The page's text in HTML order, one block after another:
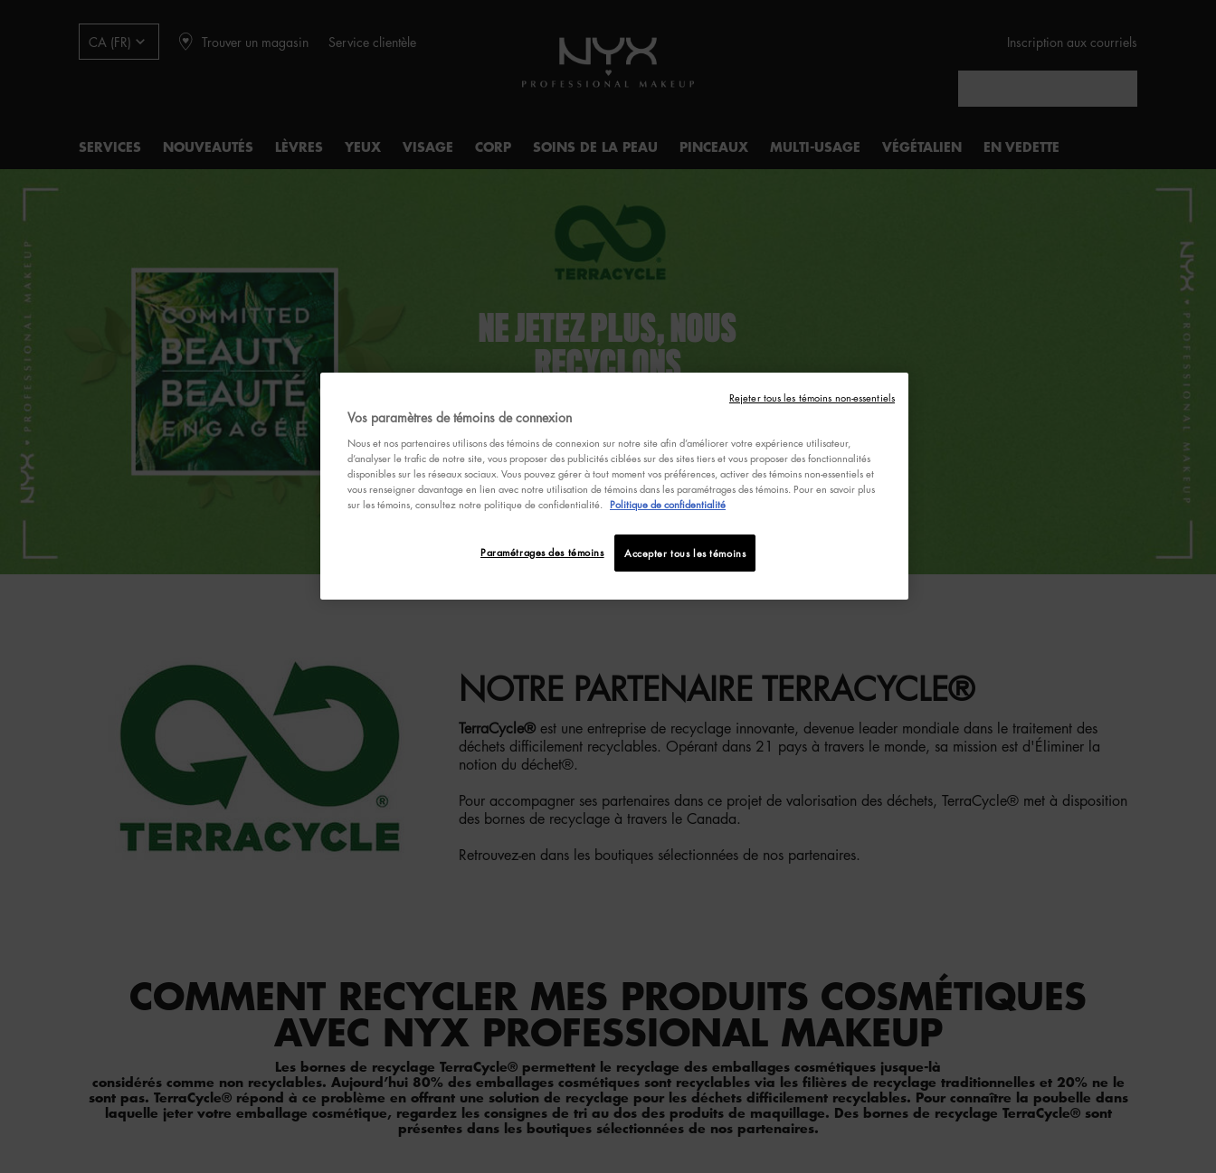
CA (FR) Trouver un magasin Service clientèle Inscription aux courriels
SERVICES NOUVEAUTÉS LÈVRES YEUX VISAGE CORP SOINS DE LA PEAU PINCEAUX MULTI-USAGE VÉGÉTALIEN EN VEDETTE
NE JETEZ PLUS, NOUS
RECYCLONS
NYX Professional Makeup Canada s’engage aux
côtés de TerraCycle® pour recycler vos emballages
vie aux produits de beauté qui ne se recyclent pas
chez vous !
On compte sur vous ♥
NOTRE PARTENAIRE TERRACYCLE®
TerraCycle® est une entreprise de recyclage innovante, devenue leader mondiale dans le traitement des
déchets difficilement recyclables. Opérant dans 21 pays à travers le monde, sa mission est d'Éliminer la
notion du déchet®.
Pour accompagner ses partenaires dans ce projet de valorisation des déchets, TerraCycle® met à disposition
des bornes de recyclage à travers le Canada.
Retrouvez-en dans les boutiques sélectionnées de nos partenaires.
COMMENT RECYCLER MES PRODUITS COSMÉTIQUES
AVEC NYX PROFESSIONAL MAKEUP
Les bornes de recyclage TerraCycle® permettent le recyclage des emballages cosmétiques jusque-là
considérés comme non recyclables. Aujourd’hui 80% des emballages cosmétiques sont recyclables via les filières de recyclage traditionnelles et 20% ne le
sont pas. TerraCycle® répond à ce problème en offrant une solution de recyclage pour les déchets difficilement recyclables. Pour connaître la poubelle dans
laquelle jeter votre emballage cosmétique, regardez les consignes de tri au dos des produits de maquillage. Des bornes de recyclage TerraCycle® sont
présentes dans les boutiques sélectionnées de nos partenaires.
Vos paramètres de témoins de connexion
Nous et nos partenaires utilisons des témoins de connexion sur notre site afin d’améliorer votre expérience utilisateur,
d’analyser le trafic de notre site, vous proposer des publicités ciblées sur des sites tiers et vous proposer des fonctionnalités
disponibles sur les réseaux sociaux. Vous pouvez gérer à tout moment vos préférences, activer des témoins non-essentiels et
vous renseigner davantage en lien avec notre utilisation de témoins dans les paramétrages des témoins. Pour en savoir plus
sur les témoins, consultez notre politique de confidentialité.
Politique de confidentialité
Accepter tous les témoins
Paramétrages des témoins
Rejeter tous les témoins non-essentiels